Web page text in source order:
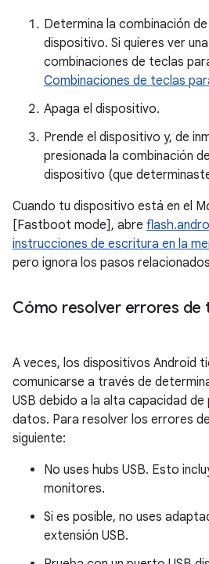
Determina la combinación
dispositivo. Si quieres ver
combinaciones de teclas
Combinaciones de teclas
Apaga el dispositivo.
Prende el dispositivo y, de
presionada la combinación
dispositivo (que
Cuando tu dispositivo está en el
[Fastboot mode], abre
instrucciones de escritura en la
pero ignora los pasos
Cómo resolver errores de
A veces, los dispositivos Android
comunicarse a través de
USB debido a la alta capacidad
datos. Para resolver los errores
siguiente:
No uses hubs USB. Esto
monitores.
Si es posible, no uses
extensión USB.